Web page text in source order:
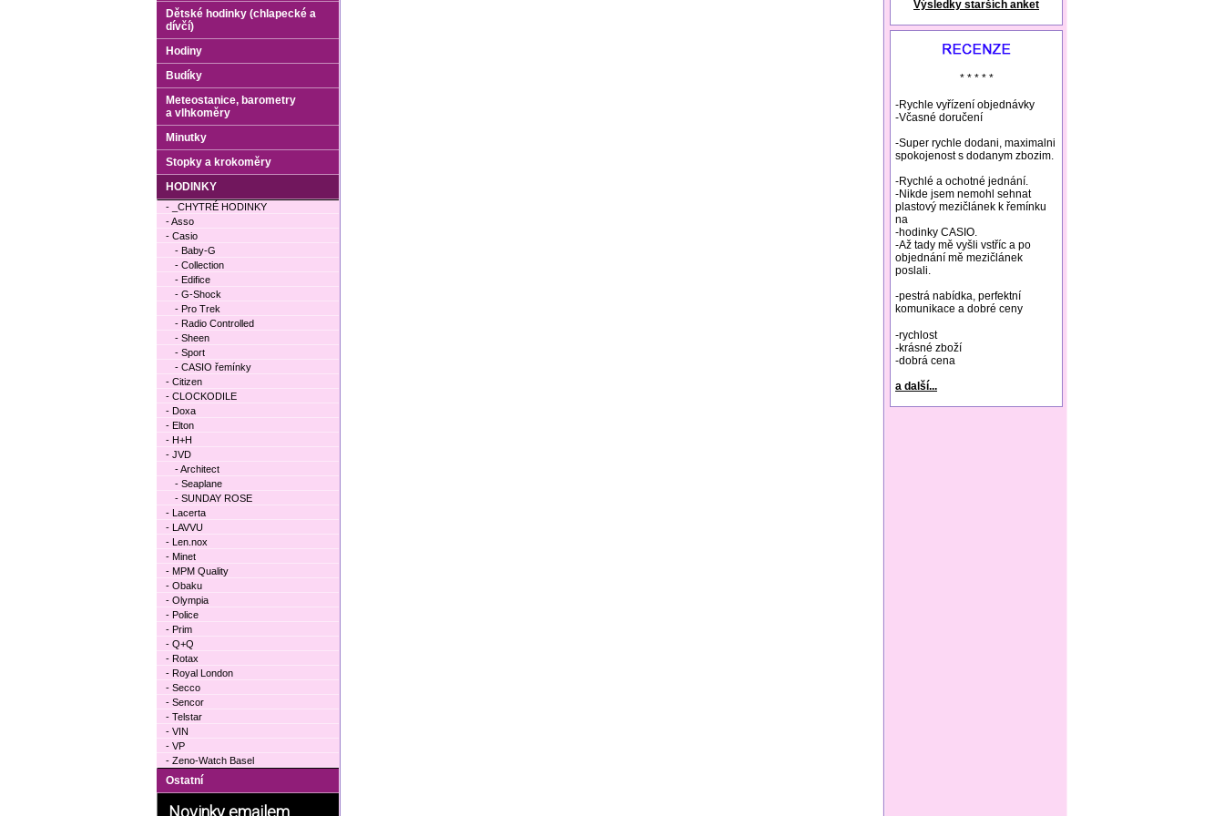
natural remedies rosacea
Výsledky starších anket
* * * * *
-Rychle vyřízení objednávky
-Včasné doručení
-Super rychle dodani, maximalni
spokojenost s dodanym zbozim.
-Rychlé a ochotné jednání.
-Nikde jsem nemohl sehnat
plastový mezičlánek k řemínku
na
-hodinky CASIO.
-Až tady mě vyšli vstříc a po
objednání mě mezičlánek
poslali.
-pestrá nabídka, perfektní
komunikace a dobré ceny
-rychlost
-krásné zboží
-dobrá cena
a další...
Dětské hodinky (chlapecké a
dívčí)
Hodiny
Budíky
Meteostanice, barometry
a vlhkoměry
Minutky
Stopky a krokoměry
HODINKY
- _CHYTRÉ HODINKY
- Asso
- Casio
- Baby-G
- Collection
- Edifice
- G-Shock
- Pro Trek
- Radio Controlled
- Sheen
- Sport
- CASIO řemínky
- Citizen
- CLOCKODILE
- Doxa
- Elton
- H+H
- JVD
- Architect
- Seaplane
- SUNDAY ROSE
- Lacerta
- LAVVU
- Len.nox
- Minet
- MPM Quality
- Obaku
- Olympia
- Police
- Prim
- Q+Q
- Rotax
- Royal London
- Secco
- Sencor
- Telstar
- VIN
- VP
- Zeno-Watch Basel
Ostatní
Novinky emailem